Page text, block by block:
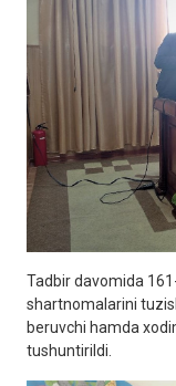
Tadbir davomida
shartnomalarini
beruvchi hamda
tushuntirildi.